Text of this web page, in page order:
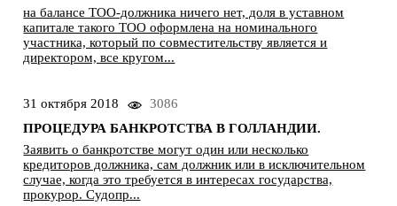
АКЦИИ И ДОЛИ(6)
БУХГАЛТЕРСКИЙ УЧЕТ(4)
на балансе ТОО-должника ничего нет, доля в уставном
капитале такого ТОО оформлена на номинального
участника, который по совместительству является и
директором, все кругом...
31 октября 2018
3086
ПРОЦЕДУРА БАНКРОТСТВА В ГОЛЛАНДИИ.
Заявить о банкротстве могут один или несколько
кредиторов должника, сам должник или в исключительном
случае, когда это требуется в интересах государства,
прокурор. Судопр...